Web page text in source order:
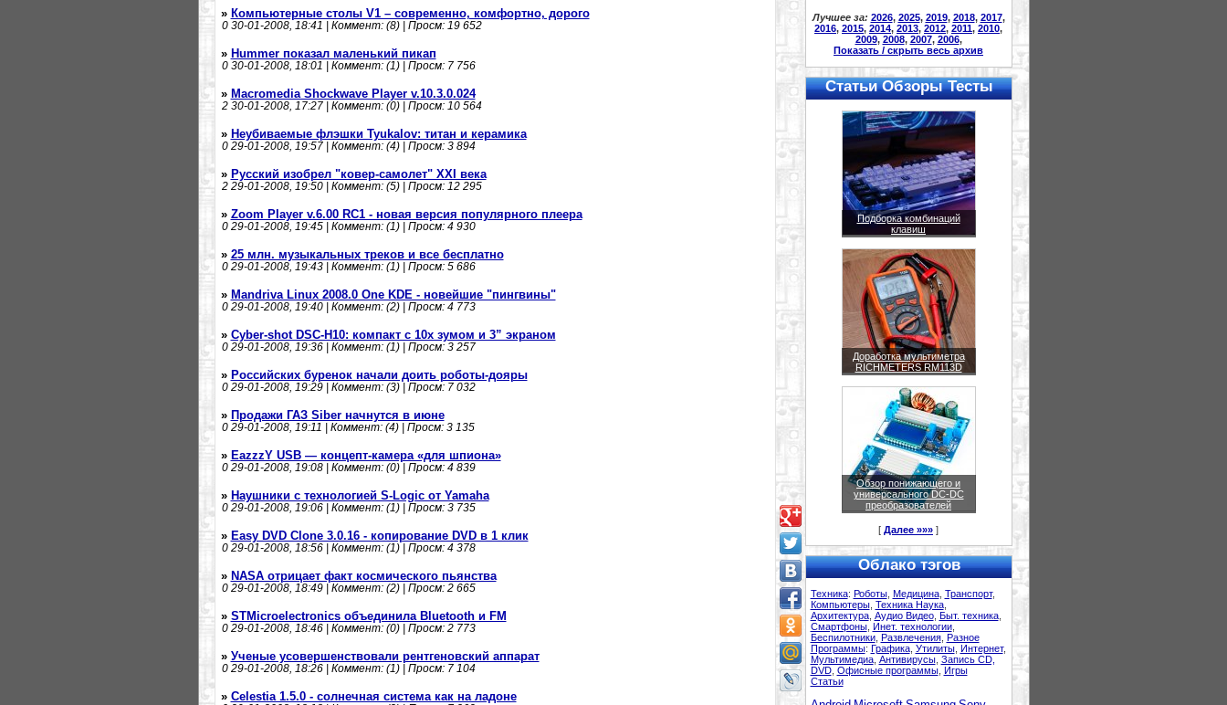
» Компьютерные столы V1 – современно, комфортно, дорого
030-01-2008, 18:41 | Коммент: (8) | Просм: 19 652
» Hummer показал маленький пикап
030-01-2008, 18:01 | Коммент: (1) | Просм: 7 756
» Macromedia Shockwave Player v.10.3.0.024
230-01-2008, 17:27 | Коммент: (0) | Просм: 10 564
» Неубиваемые флэшки Tyukalov: титан и керамика
029-01-2008, 19:57 | Коммент: (4) | Просм: 3 894
» Русский изобрел "ковер-самолет" ХХI века
229-01-2008, 19:50 | Коммент: (5) | Просм: 12 295
» Zoom Player v.6.00 RC1 - новая версия популярного плеера
029-01-2008, 19:45 | Коммент: (1) | Просм: 4 930
» 25 млн. музыкальных треков и все бесплатно
029-01-2008, 19:43 | Коммент: (1) | Просм: 5 686
» Mandriva Linux 2008.0 One KDE - новейшие "пингвины"
029-01-2008, 19:40 | Коммент: (2) | Просм: 4 773
» Cyber-shot DSC-H10: компакт с 10x зумом и 3” экраном
029-01-2008, 19:36 | Коммент: (1) | Просм: 3 257
» Российских буренок начали доить роботы-дояры
029-01-2008, 19:29 | Коммент: (3) | Просм: 7 032
» Продажи ГАЗ Siber начнутся в июне
029-01-2008, 19:11 | Коммент: (4) | Просм: 3 135
» EazzzY USB — концепт-камера «для шпиона»
029-01-2008, 19:08 | Коммент: (0) | Просм: 4 839
» Наушники с технологией S-Logic от Yamaha
029-01-2008, 19:06 | Коммент: (1) | Просм: 3 735
» Easy DVD Clone 3.0.16 - копирование DVD в 1 клик
029-01-2008, 18:56 | Коммент: (1) | Просм: 4 378
» NASA отрицает факт космического пьянства
029-01-2008, 18:49 | Коммент: (2) | Просм: 2 665
» STMicroelectronics объединила Bluetooth и FM
029-01-2008, 18:46 | Коммент: (0) | Просм: 2 773
» Ученые усовершенствовали рентгеновский аппарат
029-01-2008, 18:26 | Коммент: (1) | Просм: 7 104
» Celestia 1.5.0 - солнечная система как на ладоне
Лучшее за: 2026, 2025, 2019, 2018, 2017,
2016, 2015, 2014, 2013, 2012, 2011, 2010,
2009, 2008, 2007, 2006,
Показать / скрыть весь архив
Статьи Обзоры Тесты
Подборка комбинаций
клавиш
Доработка мультиметра
RICHMETERS RM113D
Обзор понижающего и
универсального DC-DC
преобразователей
[ Далее »»» ]
Облако тэгов
Техника: Роботы, Медицина, Транспорт,
Компьютеры, Техника Наука,
Архитектура, Аудио Видео, Быт. техника,
Смартфоны, Инет. технологии,
Беспилотники, Развлечения, Разное
Программы: Графика, Утилиты, Интернет,
Мультимедиа, Антивирусы, Запись CD,
DVD, Офисные программы, Игры
Статьи